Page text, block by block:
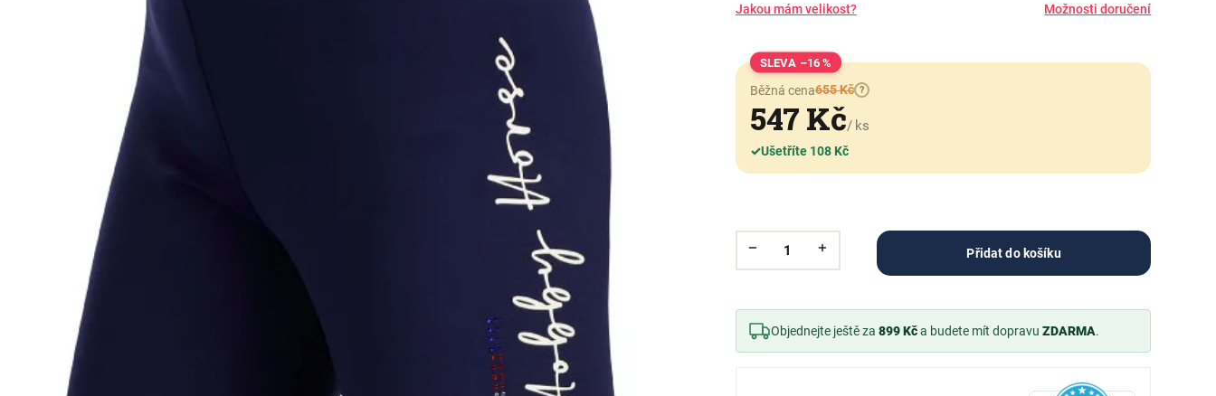
Jakou mám velikost? Možnosti doručení
–16 %
Běžná cena655 Kč ?
547 Kč/ ks
✓Ušetříte 108 Kč
Přidat do košíku
Objednejte ještě za 899 Kča budete mít dopravu ZDARMA.